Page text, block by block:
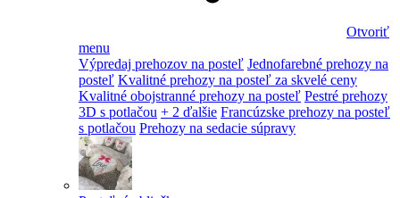
Otvoriť
menu
Výpredaj prehozov na posteľ Jednofarebné prehozy na
posteľ Kvalitné prehozy na posteľ za skvelé ceny
Kvalitné obojstranné prehozy na posteľ Pestré prehozy
3D s potlačou + 2 ďalšie Francúzske prehozy na posteľ
s potlačou Prehozy na sedacie súpravy